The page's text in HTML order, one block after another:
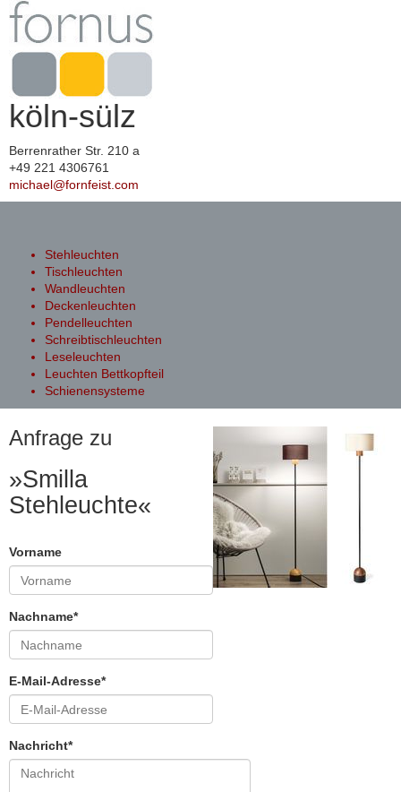
köln-sülz
Berrenrather Str. 210 a
+49 221 4306761
michael@fornfeist.com
Stehleuchten
Tischleuchten
Wandleuchten
Deckenleuchten
Pendelleuchten
Schreibtischleuchten
Leseleuchten
Leuchten Bettkopfteil
Schienensysteme
Anfrage zu
»Smilla
Stehleuchte«
Vorname
Nachname*
E-Mail-Adresse*
Nachricht*